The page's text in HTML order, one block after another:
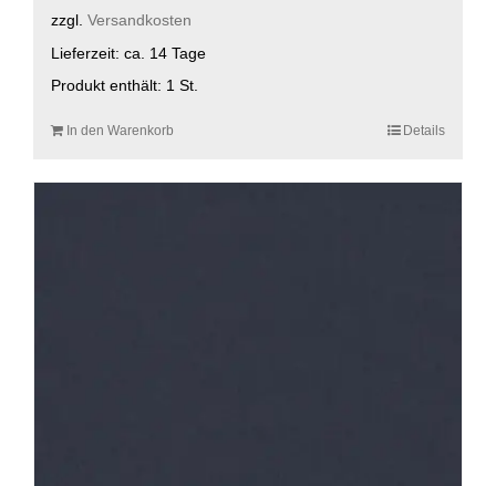
zzgl. Versandkosten
Lieferzeit: ca. 14 Tage
Produkt enthält: 1 St.
In den Warenkorb Details